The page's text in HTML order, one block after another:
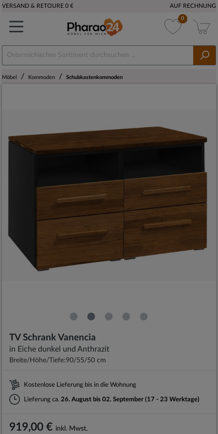
VERSAND & RETOURE 0 € AUF RECHNUNG
0
Möbel / Kommoden / Schubkastenkommoden
TV Schrank Vanencia
in Eiche dunkel und Anthrazit
Breite/Höhe/Tiefe:90/55/50 cm
Kostenlose Lieferung bis in die Wohnung
Lieferung ca. 26. August bis 02. September (17 - 23 Werktage)
919,00 € inkl. Mwst.